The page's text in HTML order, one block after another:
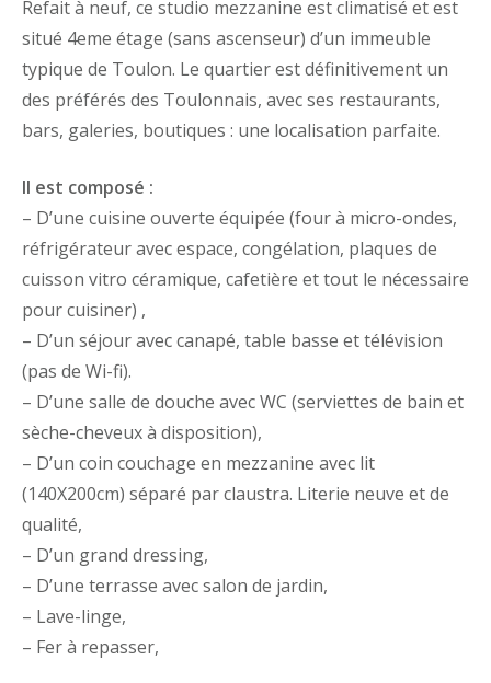
Refait à neuf, ce studio mezzanine est climatisé et est
situé 4eme étage (sans ascenseur) d’un immeuble
typique de Toulon. Le quartier est définitivement un
des préférés des Toulonnais, avec ses restaurants,
bars, galeries, boutiques : une localisation parfaite.
Il est composé :
– D’une cuisine ouverte équipée (four à micro-ondes,
réfrigérateur avec espace, congélation, plaques de
cuisson vitro céramique, cafetière et tout le nécessaire
pour cuisiner) ,
– D’un séjour avec canapé, table basse et télévision
(pas de Wi-fi).
– D’une salle de douche avec WC (serviettes de bain et
sèche-cheveux à disposition),
– D’un coin couchage en mezzanine avec lit
(140X200cm) séparé par claustra. Literie neuve et de
qualité,
– D’un grand dressing,
– D’une terrasse avec salon de jardin,
– Lave-linge,
– Fer à repasser,